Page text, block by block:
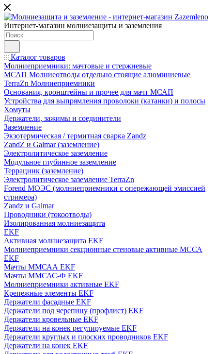
Интернет-магазин молниезащиты и заземления
Каталог товаров
Молниеприемники: мачтовые и стержневые
МСАП Молниеотводы отдельно стоящие алюминиевые
TerraZn Молниеприемники
Основания, кронштейны и прочее для мачт МСАП
Устройства для выпрямления проволоки (катанки) и полосы
Хомуты
Держатели, зажимы и соединители
Заземление
Экзотермическая / термитная сварка Zandz
ZandZ и Galmar (заземление)
Электролитическое заземление
Модульное глубинное заземление
Террацинк (заземление)
Электролитическое заземление TerraZn
Forend МОЭС (молниеприемники с опережающей эмиссией
стримера)
Zandz и Galmar
Проводники (токоотводы)
Изолированная молниезащита
EKF
Активная молниезащита EKF
Молниеприемники секционные стеновые активные МССА
EKF
Мачты ММСАА EKF
Мачты ММСАС-Ф EKF
Молниеприемники активные EKF
Крепежные элементы EKF
Держатели фасадные EKF
Держатели под черепицу (профлист) EKF
Держатели кровельные EKF
Держатели на конек регулируемые EKF
Держатели круглых и плоских проводников EKF
Держатели на конек EKF